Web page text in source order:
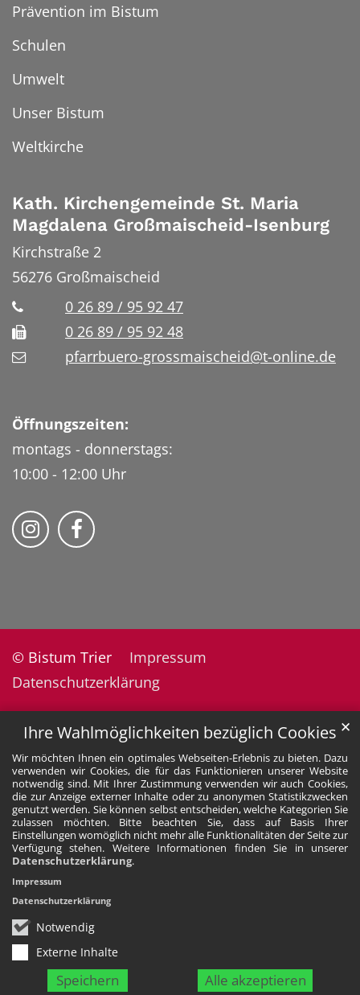
Ihre Wahlmöglichkeiten bezüglich Cookies
Wir möchten Ihnen ein optimales Webseiten-Erlebnis zu bieten. Dazu
verwenden wir Cookies, die für das Funktionieren unserer Website
notwendig sind. Mit Ihrer Zustimmung verwenden wir auch Cookies,
die zur Anzeige externer Inhalte oder zu anonymen Statistikzwecken
genutzt werden. Sie können selbst entscheiden, welche Kategorien Sie
zulassen möchten. Bitte beachten Sie, dass auf Basis Ihrer
Einstellungen womöglich nicht mehr alle Funktionalitäten der Seite zur
Verfügung stehen. Weitere Informationen finden Sie in unserer
Datenschutzerklärung.
Notwendig
Externe Inhalte
Speichern Alle akzeptieren
✕
Impressum
Datenschutzerklärung
Prävention im Bistum
Schulen
Umwelt
Unser Bistum
Weltkirche
Kath. Kirchengemeinde St. Maria
Magdalena Großmaischeid-Isenburg
Kirchstraße 2
56276 Großmaischeid
0 26 89 / 95 92 47
0 26 89 / 95 92 48
pfarrbuero-grossmaischeid@t-online.de
Öffnungszeiten:
montags - donnerstags:
10:00 - 12:00 Uhr
Folge uns auf Instragram
Fogle uns auf Facebook
© Bistum Trier
Impressum
Datenschutzerklärung